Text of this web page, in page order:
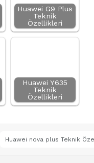
Huawei G9 Plus
Teknik
Özellikleri
Huawei Y635
Teknik
Özellikleri
Huawei nova plus Teknik